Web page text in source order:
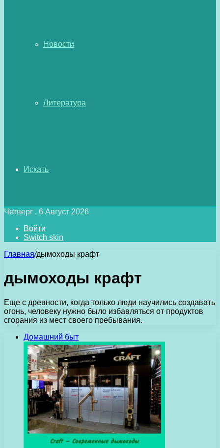
Новости
Литература
Искать
Четверг , 6 Август 2026
Войти
Switch skin
Главная/дымоходы крафт
дымоходы крафт
Еще с древности, когда только люди научились создавать
огонь, человеку нужно было избавляться от продуктов
сгорания из мест своего пребывания.
Домашний быт